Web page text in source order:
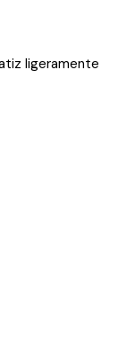
ligeramente